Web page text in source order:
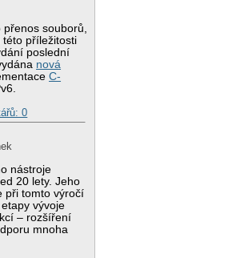
přenos souborů,
této příležitosti
poslední
nová
C-
0
nástroje
20 lety. Jeho
při tomto výročí
vývoje
– rozšíření
mnoha